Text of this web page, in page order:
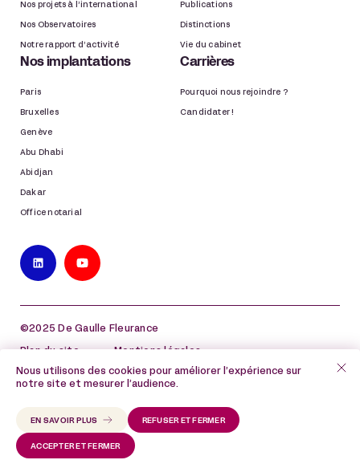
Nos projets à l’international
Nos Observatoires
Notre rapport d’activité
Publications
Distinctions
Vie du cabinet
Nos implantations
Paris
Bruxelles
Genève
Abu Dhabi
Abidjan
Dakar
Office notarial
Carrières
Pourquoi nous rejoindre ?
Candidater !
©2025 De Gaulle Fleurance
Plan du site Mentions légales
Politique de protection des données à caractère
personnel
Nous utilisons des cookies pour améliorer l’expérience sur
notre site et mesurer l’audience.
ACCEPTER ET FERMER
REFUSER ET FERMER
EN SAVOIR PLUS